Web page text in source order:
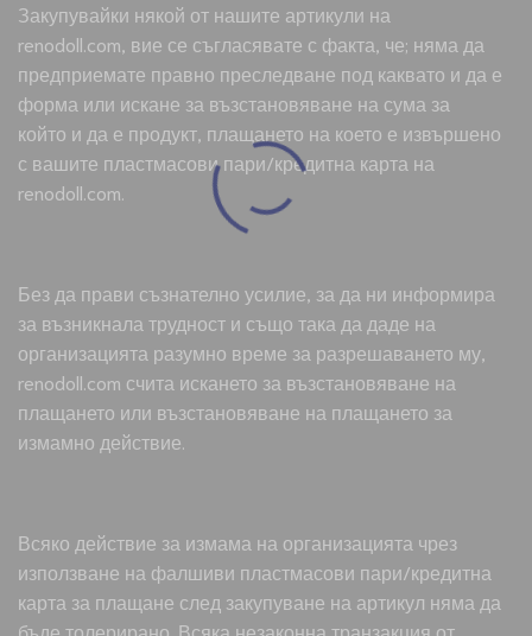
Закупувайки някой от нашите артикули на
renodoll.com, вие се съгласявате с факта, че; няма да
предприемате правно преследване под каквато и да е
форма или искане за възстановяване на сума за
който и да е продукт, плащането на което е извършено
с вашите пластмасови пари/кредитна карта на
renodoll.com.
Без да прави съзнателно усилие, за да ни информира
за възникнала трудност и също така да даде на
организацията разумно време за разрешаването му,
renodoll.com счита искането за възстановяване на
плащането или възстановяване на плащането за
измамно действие.
Всяко действие за измама на организацията чрез
използване на фалшиви пластмасови пари/кредитна
карта за плащане след закупуване на артикул няма да
бъде толерирано. Всяка незаконна транзакция от